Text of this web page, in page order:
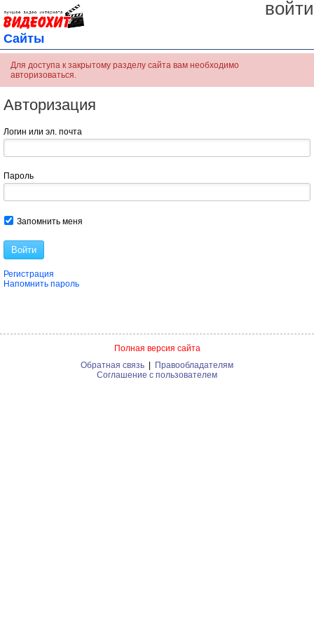
войти
Сайты
Для доступа к закрытому разделу сайта вам необходимо
авторизоваться.
Авторизация
Логин или эл. почта
Пароль
Запомнить меня
Войти
Регистрация
Напомнить пароль
Полная версия сайта
Обратная связь | Правообладателям
Соглашение с пользователем